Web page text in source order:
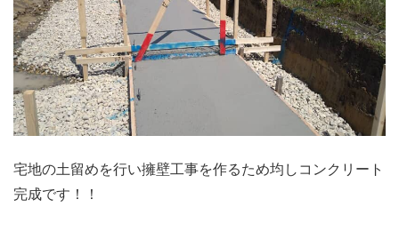
宅地の土留めを行い擁壁工事を作るため均しコンクリート
完成です！！